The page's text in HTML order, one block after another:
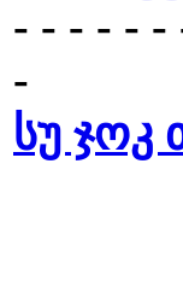
- - - - - -
-
სუ ჯოკ